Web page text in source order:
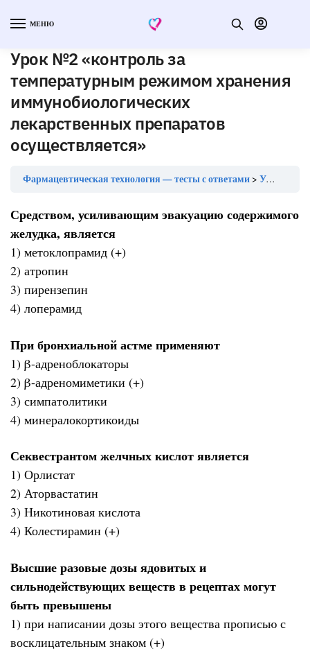
МЕНЮ
Урок №2 «контроль за
температурным режимом хранения
иммунобиологических
лекарственных препаратов
осуществляется»
Фармацевтическая технология — тесты с ответами Урок №2 «контроль за температурным режимом хранения иммунобиологических лекарственных препаратов осуществляется»
Средством, усиливающим эвакуацию содержимого
желудка, является
1) метоклопрамид (+)
2) атропин
3) пирензепин
4) лоперамид
При бронхиальной астме применяют
1) β-адреноблокаторы
2) β-адреномиметики (+)
3) симпатолитики
4) минералокортикоиды
Секвестрантом желчных кислот является
1) Орлистат
2) Аторвастатин
3) Никотиновая кислота
4) Колестирамин (+)
Высшие разовые дозы ядовитых и
сильнодействующих веществ в рецептах могут
быть превышены
1) при написании дозы этого вещества прописью с
восклицательным знаком (+)